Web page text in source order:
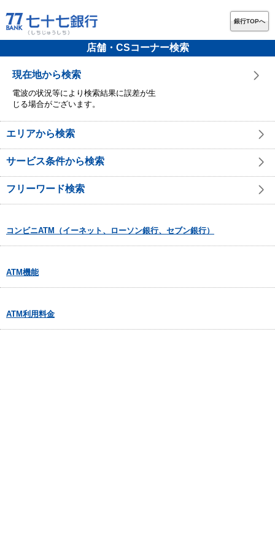
銀行TOPへ
店舗・CSコーナー検索
現在地から検索
電波の状況等により検索結果に誤差が生
じる場合がございます。
エリアから検索
サービス条件から検索
フリーワード検索
コンビニATM（イーネット、ローソン銀行、セブン銀行）
ATM機能
ATM利用料金